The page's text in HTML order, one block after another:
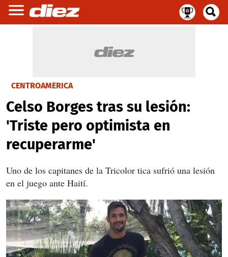
CENTROAMÉRICA
Celso Borges tras su lesión:
'Triste pero optimista en
recuperarme'
Uno de los capitanes de la Tricolor tica sufrió una lesión
en el juego ante Haití.